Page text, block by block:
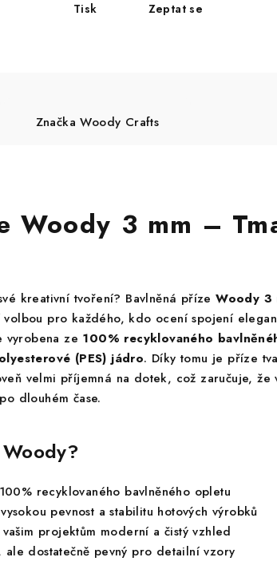
Tisk Zeptat se
Značka Woody Crafts
Woody 3 mm –
kreativní tvoření? Bavlněná přízeWoody 3
pro každého, kdo ocení spojení
vyrobena ze 100% recyklovaného
(PES) jádro. Díky tomu je příze
velmi příjemná na dotek, což zaručuje, že
dlouhém čase.
recyklovaného bavlněného opletu
pevnost a stabilitu hotových výrobků
projektům moderní a čistý vzhled
dostatečně pevný pro detailní vzory